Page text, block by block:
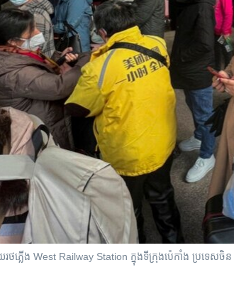
ថភ្លើង​ West Railway Station ក្នុងទីក្រុង​ប៉េកាំង ប្រទេស​ចិន